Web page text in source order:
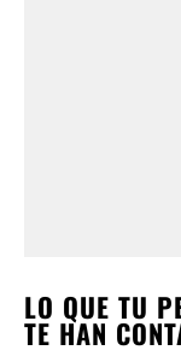
LO QUE TU
TE HAN